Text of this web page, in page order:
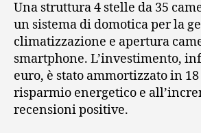
Una struttura 4 stelle da 35
un sistema di domotica per la
climatizzazione e apertura
smartphone. L’investimento,
euro, è stato ammortizzato in
risparmio energetico e
recensioni positive.